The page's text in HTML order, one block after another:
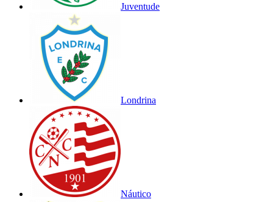
Juventude
Londrina
Náutico